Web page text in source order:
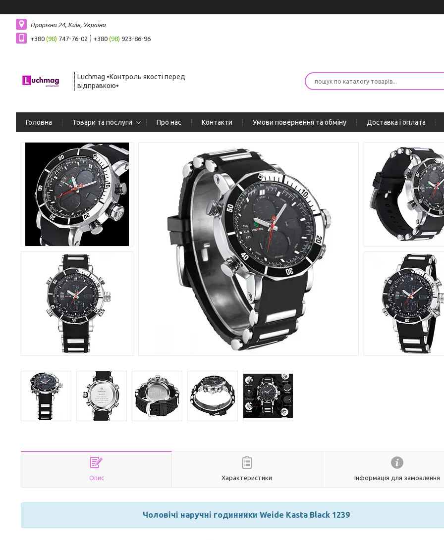
Прорізна 24, Київ, Україна
+380 (98) 747-76-02 +380 (98) 923-86-96
Luchmag •Контроль якості перед
відправкою•
Головна Товари та послуги Про нас Контакти Умови повернення та обміну Доставка і оплата
Опис Характеристики Інформація для замовлення
Чоловічі наручні годинники Weide Kasta Black 1239